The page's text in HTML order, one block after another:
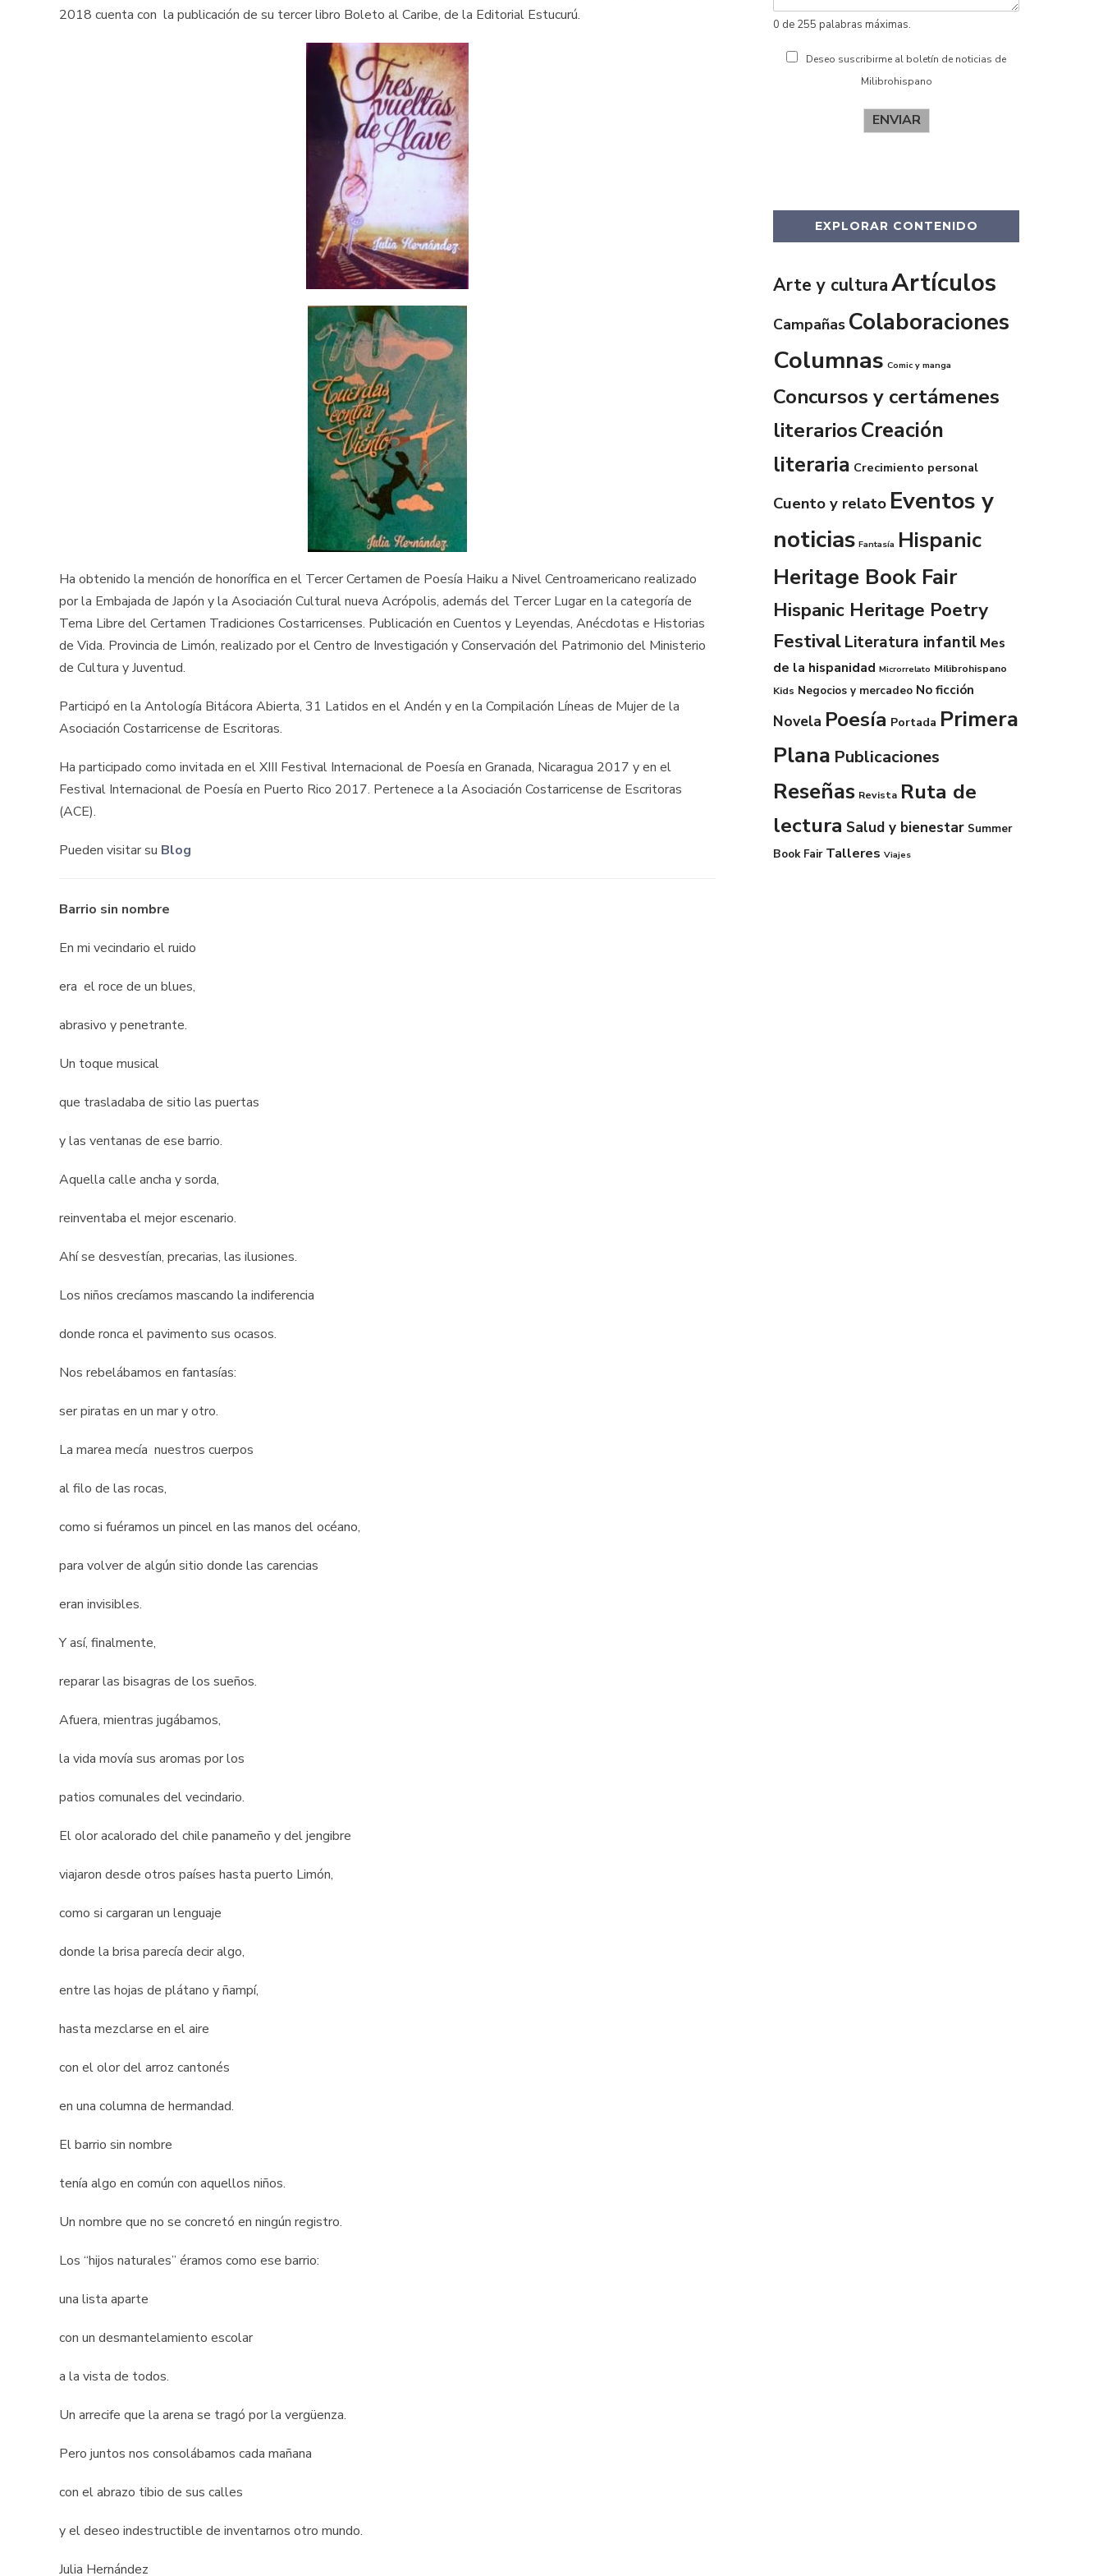
2018 cuenta con la publicación de su tercer libro Boleto al Caribe, de la Editorial Estucurú.
Ha obtenido la mención de honorífica en el Tercer Certamen de Poesía Haiku a Nivel Centroamericano realizado
por la Embajada de Japón y la Asociación Cultural nueva Acrópolis, además del Tercer Lugar en la categoría de
Tema Libre del Certamen Tradiciones Costarricenses. Publicación en Cuentos y Leyendas, Anécdotas e Historias
de Vida. Provincia de Limón, realizado por el Centro de Investigación y Conservación del Patrimonio del Ministerio
de Cultura y Juventud.
Participó en la Antología Bitácora Abierta, 31 Latidos en el Andén y en la Compilación Líneas de Mujer de la
Asociación Costarricense de Escritoras.
Ha participado como invitada en el XIII Festival Internacional de Poesía en Granada, Nicaragua 2017 y en el
Festival Internacional de Poesía en Puerto Rico 2017. Pertenece a la Asociación Costarricense de Escritoras
(ACE).
Pueden visitar su Blog
Barrio sin nombre
En mi vecindario el ruido
era el roce de un blues,
abrasivo y penetrante.
Un toque musical
que trasladaba de sitio las puertas
y las ventanas de ese barrio.
Aquella calle ancha y sorda,
reinventaba el mejor escenario.
Ahí se desvestían, precarias, las ilusiones.
Los niños crecíamos mascando la indiferencia
donde ronca el pavimento sus ocasos.
Nos rebelábamos en fantasías:
ser piratas en un mar y otro.
La marea mecía nuestros cuerpos
al filo de las rocas,
como si fuéramos un pincel en las manos del océano,
para volver de algún sitio donde las carencias
eran invisibles.
Y así, finalmente,
reparar las bisagras de los sueños.
Afuera, mientras jugábamos,
la vida movía sus aromas por los
patios comunales del vecindario.
El olor acalorado del chile panameño y del jengibre
viajaron desde otros países hasta puerto Limón,
como si cargaran un lenguaje
donde la brisa parecía decir algo,
entre las hojas de plátano y ñampí,
hasta mezclarse en el aire
con el olor del arroz cantonés
en una columna de hermandad.
El barrio sin nombre
tenía algo en común con aquellos niños.
Un nombre que no se concretó en ningún registro.
Los “hijos naturales” éramos como ese barrio:
una lista aparte
con un desmantelamiento escolar
a la vista de todos.
Un arrecife que la arena se tragó por la vergüenza.
Pero juntos nos consolábamos cada mañana
con el abrazo tibio de sus calles
y el deseo indestructible de inventarnos otro mundo.
Julia Hernández
0 de 255 palabras máximas.
Deseo suscribirme al boletín de noticias de
Milibrohispano
ENVIAR
EXPLORAR CONTENIDO
Arte y culturaArtículos
Campañas Colaboraciones
Columnas Comic y manga
Concursos y certámenes
literariosCreación
literaria Crecimiento personal
Cuento y relato Eventos y
noticias Fantasía Hispanic
Heritage Book Fair
Hispanic Heritage Poetry
FestivalLiteratura infantil Mes
de la hispanidad Microrrelato Milibrohispano
Kids Negocios y mercadeo No ficción
Novela Poesía Portada Primera
Plana Publicaciones
Reseñas Revista Ruta de
lectura Salud y bienestar Summer
Book Fair Talleres Viajes